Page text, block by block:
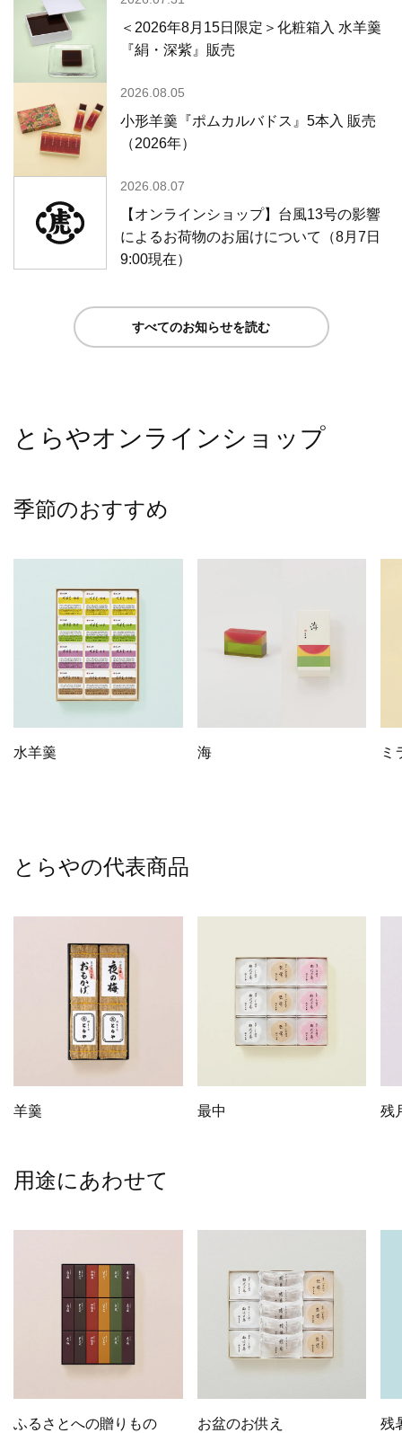
＜2026年8月15日限定＞化粧箱入 水羊羹
『絹・深紫』販売
小形羊羹『ポムカルバドス』5本入 販売
（2026年）
2026.08.05
【オンラインショップ】台風13号の影響
によるお荷物のお届けについて（8月7日
9:00現在）
2026.08.07
すべてのお知らせを読む
とらやオンラインショップ
季節のおすすめ
水羊羹 海 ミ
とらやの代表商品
羊羹 最中 残
用途にあわせて
ふるさとへの贈りもの お盆のお供え 残